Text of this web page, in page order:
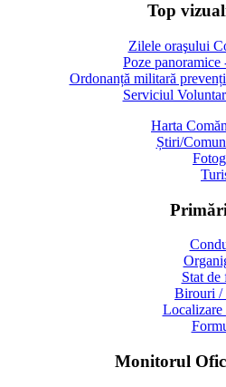
Top
Zilele oraşului
Poze
Ordonanță militară
Serviciul
Harta
Știri/
Stat de
Birouri /
Localizare
Monitorul